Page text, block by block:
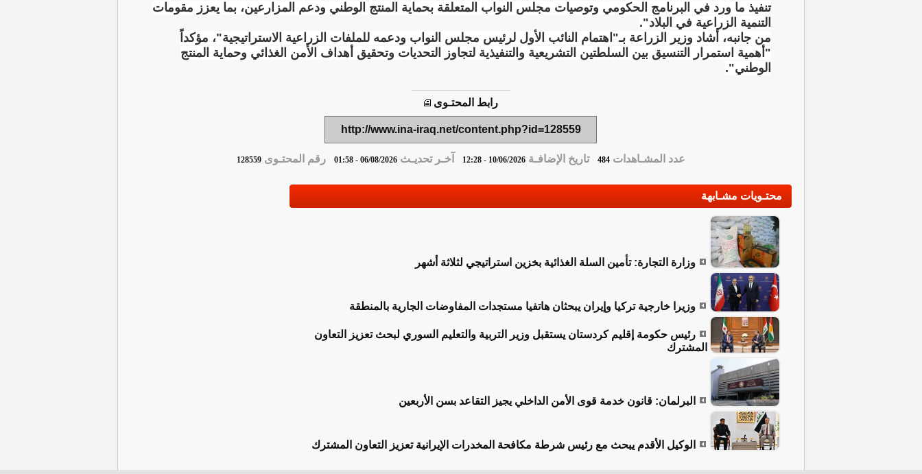
تنفيذ ما ورد في البرنامج الحكومي وتوصيات مجلس النواب المتعلقة بحماية المنتج الوطني ودعم المزارعين، بما يعزز مقومات
التنمية الزراعية في البلاد".
من جانبه، أشاد وزير الزراعة بـ"اهتمام النائب الأول لرئيس مجلس النواب ودعمه للملفات الزراعية الاستراتيجية"، مؤكداً
"أهمية استمرار التنسيق بين السلطتين التشريعية والتنفيذية لتجاوز التحديات وتحقيق أهداف الأمن الغذائي وحماية المنتج
الوطني".
رابط المحتـوى
http://www.ina-iraq.net/content.php?id=128559
عدد المشـاهدات484 تاريخ الإضافـة10/06/2026 - 12:28 آخـر تحديـث06/08/2026 - 01:58 رقم المحتـوى128559
محتـويات مشـابهة
وزارة التجارة: تأمين السلة الغذائية بخزين استراتيجي لثلاثة أشهر
وزيرا خارجية تركيا وإيران يبحثان هاتفيا مستجدات المفاوضات الجارية بالمنطقة
رئيس حكومة إقليم كردستان يستقبل وزير التربية والتعليم السوري لبحث تعزيز التعاون
المشترك
البرلمان: قانون خدمة قوى الأمن الداخلي يجيز التقاعد بسن الأربعين
الوكيل الأقدم يبحث مع رئيس شرطة مكافحة المخدرات الإيرانية تعزيز التعاون المشترك